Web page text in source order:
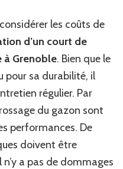
les coûts de
d’un court de
à Grenoble. Bien que le
pour sa durabilité, il
régulier. Par
du gazon sont
performances. De
doivent être
n’y a pas de dommages